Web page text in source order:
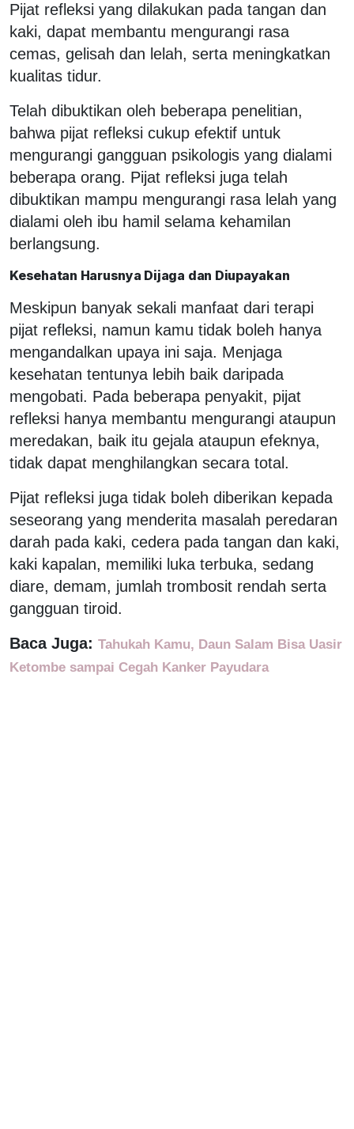
Pijat refleksi yang dilakukan pada tangan dan
kaki, dapat membantu mengurangi rasa
cemas, gelisah dan lelah, serta meningkatkan
kualitas tidur.
Telah dibuktikan oleh beberapa penelitian,
bahwa pijat refleksi cukup efektif untuk
mengurangi gangguan psikologis yang dialami
beberapa orang. Pijat refleksi juga telah
dibuktikan mampu mengurangi rasa lelah yang
dialami oleh ibu hamil selama kehamilan
berlangsung.
Kesehatan Harusnya Dijaga dan Diupayakan
Meskipun banyak sekali manfaat dari terapi
pijat refleksi, namun kamu tidak boleh hanya
mengandalkan upaya ini saja. Menjaga
kesehatan tentunya lebih baik daripada
mengobati. Pada beberapa penyakit, pijat
refleksi hanya membantu mengurangi ataupun
meredakan, baik itu gejala ataupun efeknya,
tidak dapat menghilangkan secara total.
Pijat refleksi juga tidak boleh diberikan kepada
seseorang yang menderita masalah peredaran
darah pada kaki, cedera pada tangan dan kaki,
kaki kapalan, memiliki luka terbuka, sedang
diare, demam, jumlah trombosit rendah serta
gangguan tiroid.
Baca Juga: Tahukah Kamu, Daun Salam Bisa Uasir
Ketombe sampai Cegah Kanker Payudara